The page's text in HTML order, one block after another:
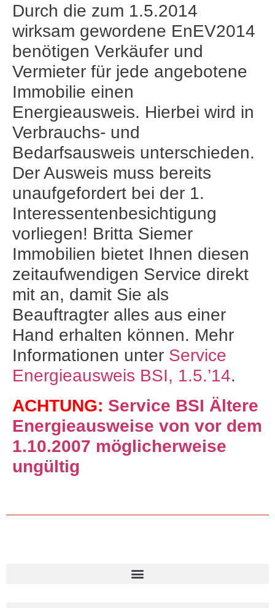
Durch die zum 1.5.2014
wirksam gewordene EnEV2014
benötigen Verkäufer und
Vermieter für jede angebotene
Immobilie einen
Energieausweis. Hierbei wird in
Verbrauchs- und
Bedarfsausweis unterschieden.
Der Ausweis muss bereits
unaufgefordert bei der 1.
Interessentenbesichtigung
vorliegen! Britta Siemer
Immobilien bietet Ihnen diesen
zeitaufwendigen Service direkt
mit an, damit Sie als
Beauftragter alles aus einer
Hand erhalten können. Mehr
Informationen unter Service
Energieausweis BSI, 1.5.’14.
ACHTUNG: Service BSI Ältere
Energieausweise von vor dem
1.10.2007 möglicherweise
ungültig